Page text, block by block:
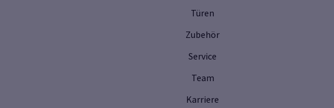
Türen
Zubehör
Service
Team
Karriere